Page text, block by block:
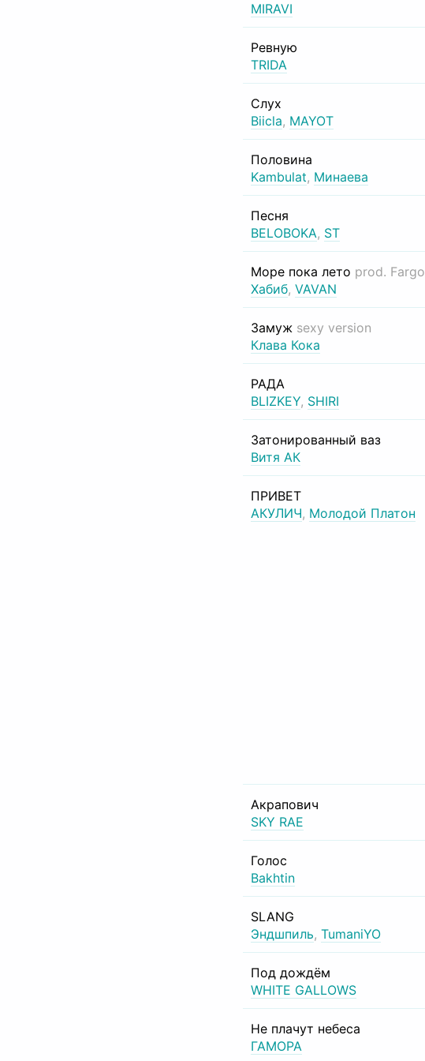
MIRAVI
Ревную
TRIDA
Слух
Biicla, MAYOT
Половина
Kambulat, Минаева
Песня
BELOBOKA, ST
Море пока лето prod. Fargo
Хабиб, VAVAN
Замуж sexy version
Клава Кока
РАДА
BLIZKEY, SHIRI
Затонированный ваз
Витя АК
ПРИВЕТ
АКУЛИЧ, Молодой Платон
Акрапович
SKY RAE
Голос
Bakhtin
SLANG
Эндшпиль, TumaniYO
Под дождём
WHITE GALLOWS
Не плачут небеса
ГАМОРА